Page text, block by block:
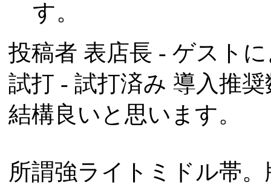
す。
投稿者 表店長 - ゲスト
試打 - 試打済み 導入推
結構良いと思います。
所謂強ライトミドル帯